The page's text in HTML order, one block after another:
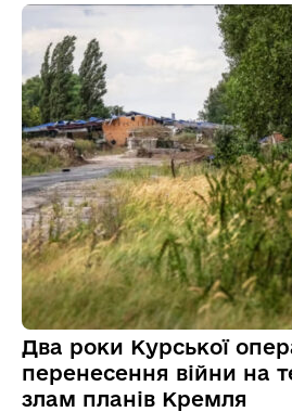
Два роки Курської
перенесення війни на
злам планів Кремля